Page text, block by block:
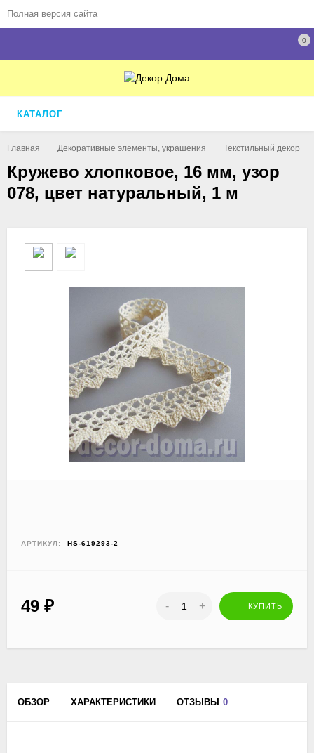
Полная версия сайта
0
КАТАЛОГ
Главная Декоративные элементы, украшения Текстильный декор
Кружево хлопковое, 16 мм, узор
078, цвет натуральный, 1 м
АРТИКУЛ: HS-619293-2
49 ₽ - + КУПИТЬ
ОБЗОР ХАРАКТЕРИСТИКИ ОТЗЫВЫ 0